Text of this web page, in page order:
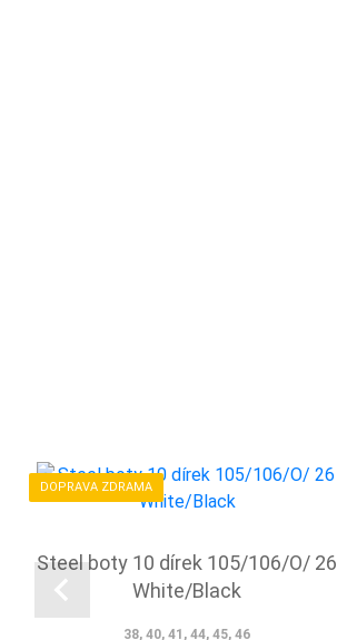
DOPRAVA ZDRAMA
Steel boty 10 dírek 105/106/O/ 26
White/Black
38, 40, 41, 44, 45, 46